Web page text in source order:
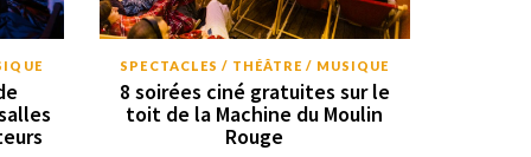
SPECTACLES / THÉÂTRE / MUSIQUE
8 soirées ciné gratuites sur le
toit de la Machine du Moulin
Rouge